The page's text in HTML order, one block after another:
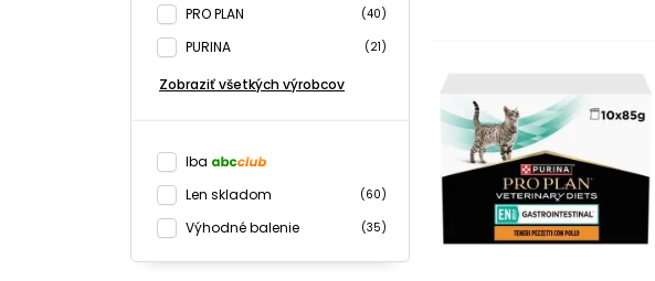
PRO PLAN (40)
PURINA (21)
Zobraziť všetkých výrobcov
Iba
Len skladom
(60)
Výhodné balenie (35)